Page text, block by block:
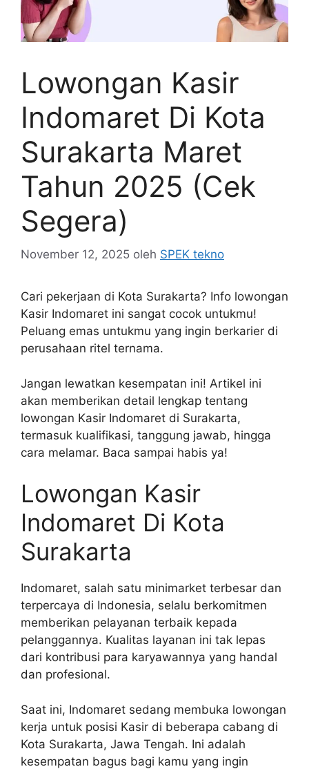
Lowongan Kasir
Indomaret Di Kota
Surakarta Maret
Tahun 2025 (Cek
Segera)
November 12, 2025 oleh SPEK tekno
Cari pekerjaan di Kota Surakarta? Info lowongan
Kasir Indomaret ini sangat cocok untukmu!
Peluang emas untukmu yang ingin berkarier di
perusahaan ritel ternama.
Jangan lewatkan kesempatan ini! Artikel ini
akan memberikan detail lengkap tentang
lowongan Kasir Indomaret di Surakarta,
termasuk kualifikasi, tanggung jawab, hingga
cara melamar. Baca sampai habis ya!
Lowongan Kasir
Indomaret Di Kota
Surakarta
Indomaret, salah satu minimarket terbesar dan
terpercaya di Indonesia, selalu berkomitmen
memberikan pelayanan terbaik kepada
pelanggannya. Kualitas layanan ini tak lepas
dari kontribusi para karyawannya yang handal
dan profesional.
Saat ini, Indomaret sedang membuka lowongan
kerja untuk posisi Kasir di beberapa cabang di
Kota Surakarta, Jawa Tengah. Ini adalah
kesempatan bagus bagi kamu yang ingin